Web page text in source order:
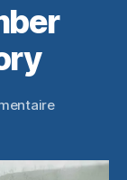
sur
November